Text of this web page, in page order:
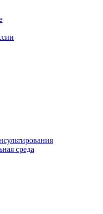
среда